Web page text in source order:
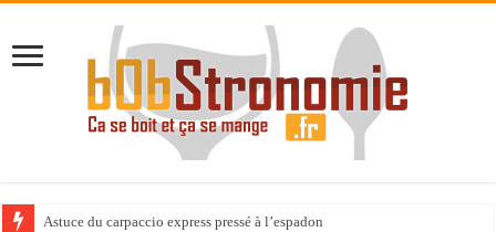
Astuce du carpaccio express pressé à l’espadon